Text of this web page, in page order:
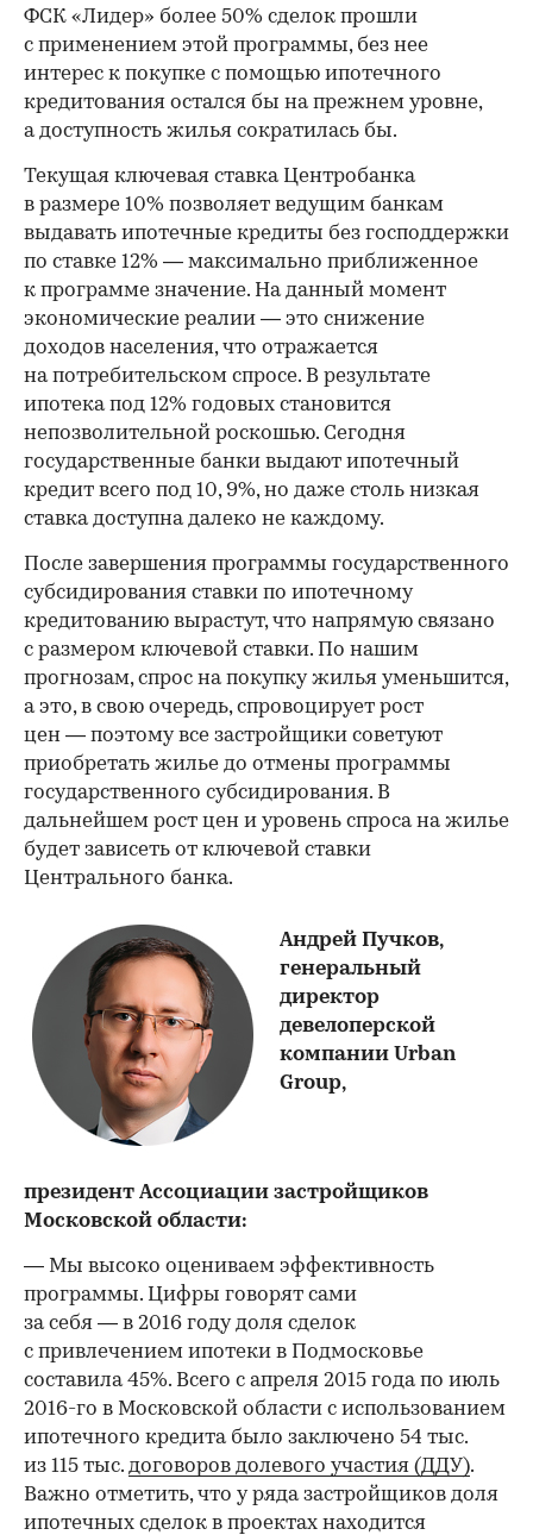
ФСК «Лидер» более 50% сделок прошли
с применением этой программы, без нее
интерес к покупке с помощью ипотечного
кредитования остался бы на прежнем уровне,
а доступность жилья сократилась бы.
Текущая ключевая ставка Центробанка
в размере 10% позволяет ведущим банкам
выдавать ипотечные кредиты без господдержки
по ставке 12% — максимально приближенное
к программе значение. На данный момент
экономические реалии — это снижение
доходов населения, что отражается
на потребительском спросе. В результате
ипотека под 12% годовых становится
непозволительной роскошью. Сегодня
государственные банки выдают ипотечный
кредит всего под 10, 9%, но даже столь низкая
ставка доступна далеко не каждому.
После завершения программы государственного
субсидирования ставки по ипотечному
кредитованию вырастут, что напрямую связано
с размером ключевой ставки. По нашим
прогнозам, спрос на покупку жилья уменьшится,
а это, в свою очередь, спровоцирует рост
цен — поэтому все застройщики советуют
приобретать жилье до отмены программы
государственного субсидирования. В
дальнейшем рост цен и уровень спроса на жилье
будет зависеть от ключевой ставки
Центрального банка.
Андрей Пучков,
генеральный
директор
девелоперской
компании Urban
Group,
президент Ассоциации застройщиков
Московской области:
— Мы высоко оцениваем эффективность
программы. Цифры говорят сами
за себя — в 2016 году доля сделок
с привлечением ипотеки в Подмосковье
составила 45%. Всего с апреля 2015 года по июль
2016-го в Московской области с использованием
ипотечного кредита было заключено 54 тыс.
из 115 тыс. договоров долевого участия (ДДУ).
Важно отметить, что у ряда застройщиков доля
ипотечных сделок в проектах находится